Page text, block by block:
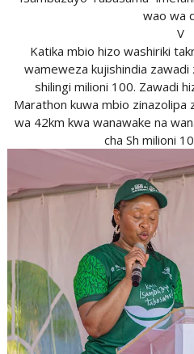
wao wa
V
Katika mbio hizo washiriki
wameweza kujishindia
shilingi milioni 100. Zawadi
Marathon kuwa mbio zinazolipa
wa 42km kwa wanawake na
cha Sh milioni